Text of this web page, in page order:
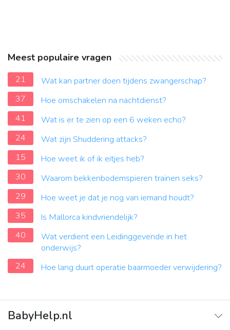
Meest populaire vragen
21
Wat kan partner doen tijdens zwangerschap?
37
Hoe omschakelen na nachtdienst?
41
Wat is er te zien op een 6 weken echo?
24
Wat zijn Shuddering attacks?
15
Hoe weet ik of ik eitjes heb?
30
Waarom bekkenbodemspieren trainen seks?
29
Hoe weet je dat je nog van iemand houdt?
35
Is Mallorca kindvriendelijk?
40
Wat verdient een Leidinggevende in het
onderwijs?
24
Hoe lang duurt operatie baarmoeder verwijdering?
BabyHelp.nl